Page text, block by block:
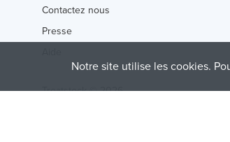
Contactez nous
Presse
Treatstock © 2026
Notre site utilise les cookies.